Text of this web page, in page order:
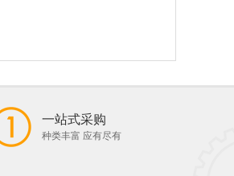
一站式采购
种类丰富 应有尽有